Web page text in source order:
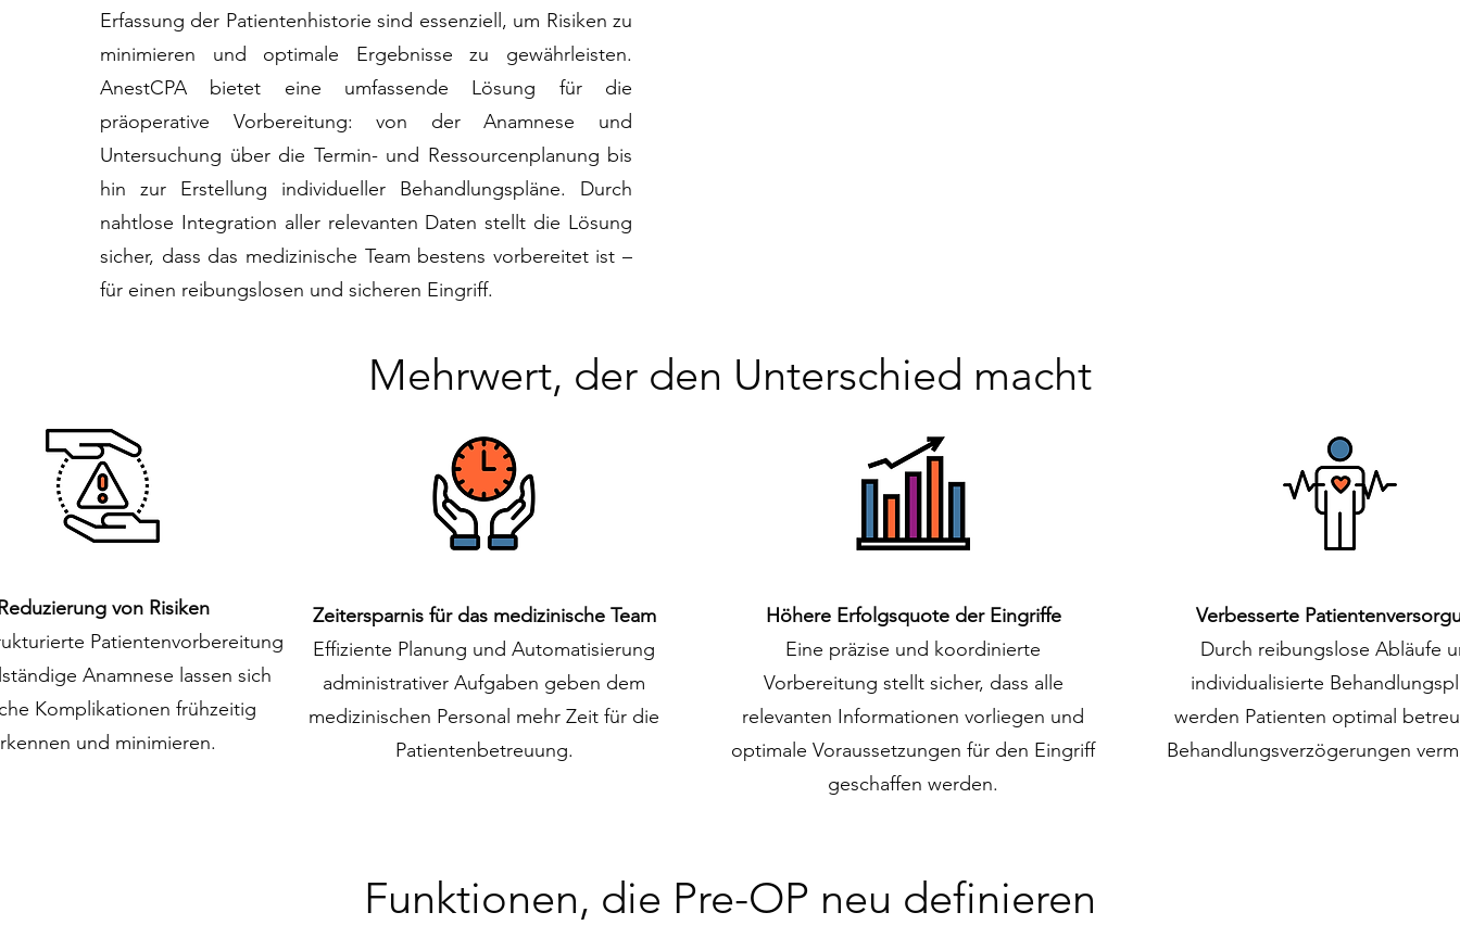
Erfassung der Patientenhistorie sind essenziell, um Risiken zu
minimieren und optimale Ergebnisse zu gewährleisten.
AnestCPA bietet eine umfassende Lösung für die
präoperative Vorbereitung: von der Anamnese und
Untersuchung über die Termin- und Ressourcenplanung bis
hin zur Erstellung individueller Behandlungspläne. Durch
nahtlose Integration aller relevanten Daten stellt die Lösung
sicher, dass das medizinische Team bestens vorbereitet ist –
für einen reibungslosen und sicheren Eingriff.
Mehrwert, der den Unterschied macht
von Risiken
Patientenvorbereitung
Anamnese lassen sich
Komplikationen frühzeitig
und minimieren.
Zeitersparnis für das medizinische Team
Effiziente Planung und Automatisierung
administrativer Aufgaben geben dem
medizinischen Personal mehr Zeit für die
Patientenbetreuung.
Höhere Erfolgsquote der Eingriffe
Eine präzise und koordinierte
Vorbereitung stellt sicher, dass alle
relevanten Informationen vorliegen und
optimale Voraussetzungen für den Eingriff
geschaffen werden.
Verbesserte
Durch reibungslose Abläufe
individualisierte
werden Patienten optimal
Behandlungsverzögerungen
Funktionen, die Pre-OP neu definieren